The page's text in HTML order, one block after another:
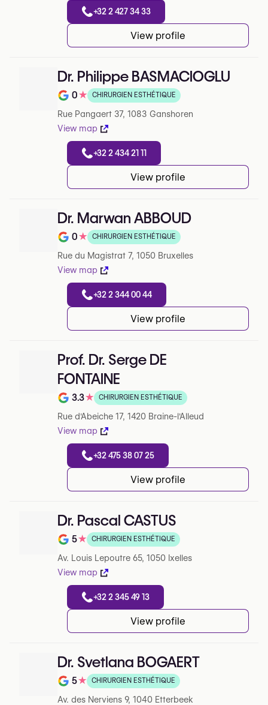
+32 2 427 34 33
View profile
Dr. Philippe BASMACIOGLU
Note de 0 sur 5 sur Google
0★ CHIRURGIEN ESTHÉTIQUE
Rue Pangaert 37, 1083 Ganshoren
View map
+32 2 434 21 11
View profile
Dr. Marwan ABBOUD
Note de 0 sur 5 sur Google
0★ CHIRURGIEN ESTHÉTIQUE
Rue du Magistrat 7, 1050 Bruxelles
View map
+32 2 344 00 44
View profile
Prof. Dr. Serge DE
FONTAINE
Note de 3.3 sur 5 sur Google
3.3★ CHIRURGIEN ESTHÉTIQUE
Rue d'Abeiche 17, 1420 Braine-l'Alleud
View map
+32 475 38 07 25
View profile
Dr. Pascal CASTUS
Note de 5 sur 5 sur Google
5★ CHIRURGIEN ESTHÉTIQUE
Av. Louis Lepoutre 65, 1050 Ixelles
View map
+32 2 345 49 13
View profile
Dr. Svetlana BOGAERT
Note de 5 sur 5 sur Google
5★ CHIRURGIEN ESTHÉTIQUE
Av. des Nerviens 9, 1040 Etterbeek